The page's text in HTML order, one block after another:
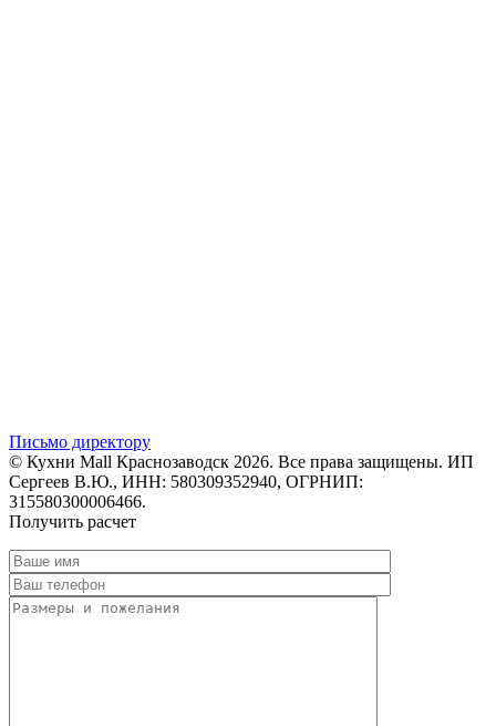
Письмо директору
© Кухни Mall Краснозаводск 2026. Все права защищены. ИП
Сергеев В.Ю., ИНН: 580309352940, ОГРНИП:
315580300006466.
Получить расчет